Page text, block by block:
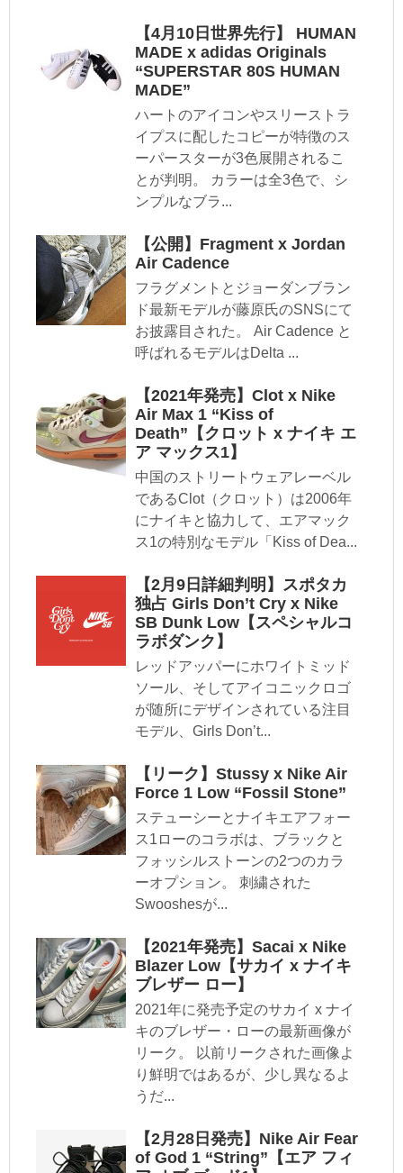
【4月10日世界先行】 HUMAN
MADE x adidas Originals
“SUPERSTAR 80S HUMAN
MADE”
ハートのアイコンやスリーストラ
イプスに配したコピーが特徴のス
ーパースターが3色展開されるこ
とが判明。 カラーは全3色で、シ
ンプルなブラ...
【公開】Fragment x Jordan
Air Cadence
フラグメントとジョーダンブラン
ド最新モデルが藤原氏のSNSにて
お披露目された。 Air Cadence と
呼ばれるモデルはDelta ...
【2021年発売】Clot x Nike
Air Max 1 “Kiss of
Death”【クロット x ナイキ エ
ア マックス1】
中国のストリートウェアレーベル
であるClot（クロット）は2006年
にナイキと協力して、エアマック
ス1の特別なモデル「Kiss of Dea...
【2月9日詳細判明】スポタカ
独占 Girls Don’t Cry x Nike
SB Dunk Low【スペシャルコ
ラボダンク】
レッドアッパーにホワイトミッド
ソール、そしてアイコニックロゴ
が随所にデザインされている注目
モデル、Girls Don’t...
【リーク】Stussy x Nike Air
Force 1 Low “Fossil Stone”
ステューシーとナイキエアフォー
ス1ローのコラボは、ブラックと
フォッシルストーンの2つのカラ
ーオプション。 刺繍された
Swooshesが...
【2021年発売】Sacai x Nike
Blazer Low【サカイ x ナイキ
ブレザー ロー】
2021年に発売予定のサカイ x ナイ
キのブレザー・ローの最新画像が
リーク。 以前リークされた画像よ
り鮮明ではあるが、少し異なるよ
うだ...
【2月28日発売】Nike Air Fear
of God 1 “String”【エア フィ